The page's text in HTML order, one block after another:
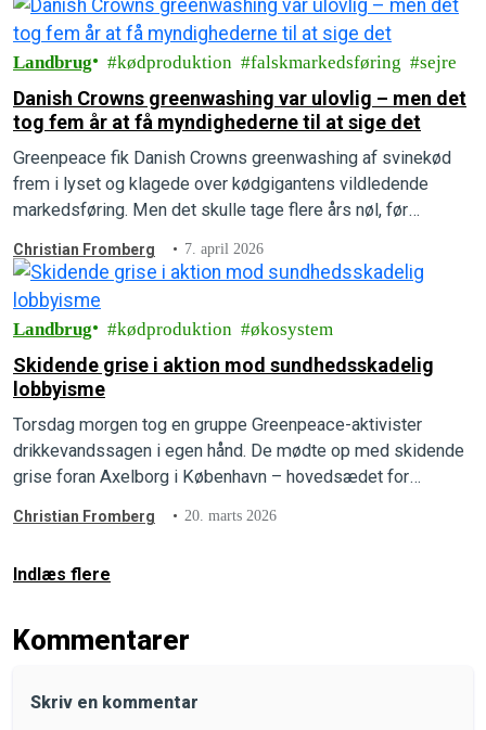
Landbrug kødproduktion falskmarkedsføring sejre
Danish Crowns greenwashing var ulovlig – men det
tog fem år at få myndighederne til at sige det
Greenpeace fik Danish Crowns greenwashing af svinekød
frem i lyset og klagede over kødgigantens vildledende
markedsføring. Men det skulle tage flere års nøl, før
Christian Fromberg 7. april 2026
Landbrug kødproduktion økosystem
Skidende grise i aktion mod sundhedsskadelig
lobbyisme
Torsdag morgen tog en gruppe Greenpeace-aktivister
drikkevandssagen i egen hånd. De mødte op med skidende
grise foran Axelborg i København – hovedsædet for
reklamer med store, røde advarselssymboler.
Christian Fromberg 20. marts 2026
Indlæs flere
Kommentarer
Skriv en kommentar